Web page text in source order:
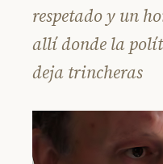
respetado y un
allí donde la
deja trincheras